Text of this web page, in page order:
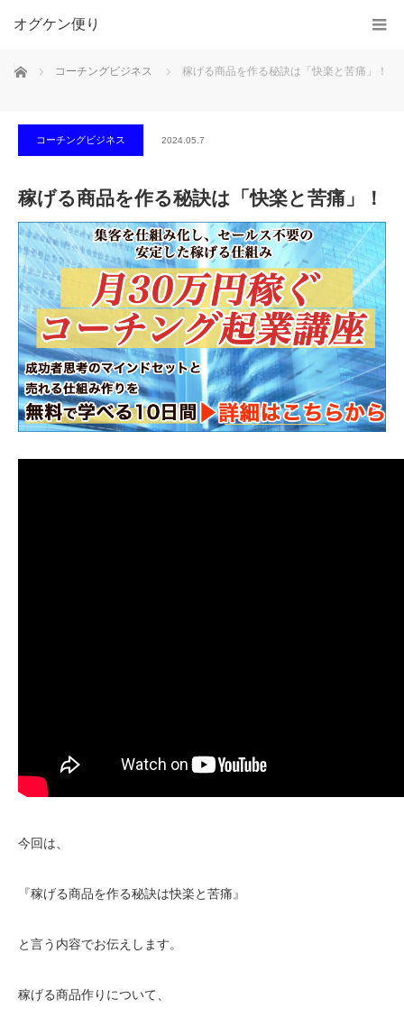
オグケン便り
ホーム コーチングビジネス 稼げる商品を作る秘訣は「快楽と苦痛」！
コーチングビジネス 2024.05.7
稼げる商品を作る秘訣は「快楽と苦痛」！
今回は、
『稼げる商品を作る秘訣は快楽と苦痛』
と言う内容でお伝えします。
稼げる商品作りについて、